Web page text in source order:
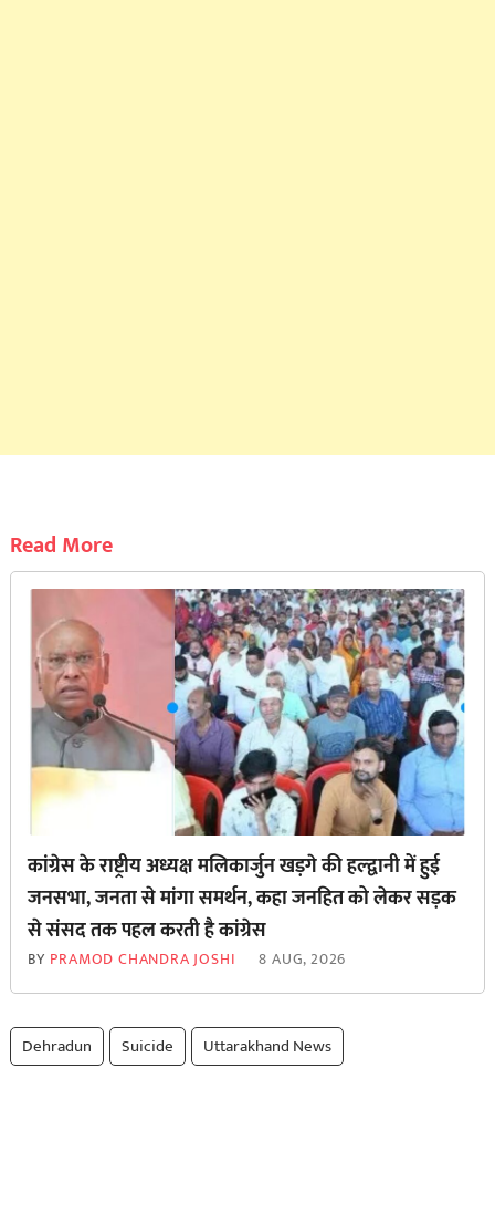
Read More
कांग्रेस के राष्ट्रीय अध्यक्ष मलिकार्जुन खड़गे की हल्द्वानी में हुई
जनसभा, जनता से मांगा समर्थन, कहा जनहित को लेकर सड़क
से ‌संसद तक पहल करती है कांग्रेस
BY PRAMOD CHANDRA JOSHI 8 AUG, 2026
Dehradun Suicide Uttarakhand News